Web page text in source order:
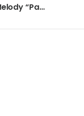
Mesa de centro Melody “Panal Encino”